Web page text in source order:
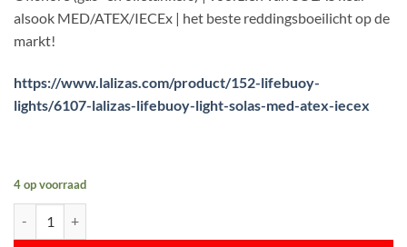
alsook MED/ATEX/IECEx | het beste reddingsboeilicht op de
markt!
https://www.lalizas.com/product/152-lifebuoy-
lights/6107-lalizas-lifebuoy-light-solas-med-atex-iecex
4 op voorraad